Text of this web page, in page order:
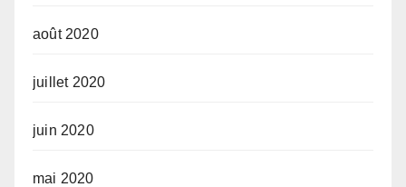
août 2020
juillet 2020
juin 2020
mai 2020